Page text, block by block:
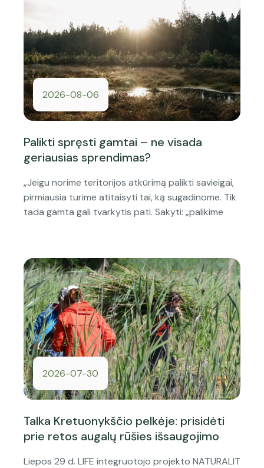
2026-08-06
Palikti spręsti gamtai – ne visada
geriausias sprendimas?
„Jeigu norime teritorijos atkūrimą palikti savieigai,
pirmiausia turime atitaisyti tai, ką sugadinome. Tik
tada gamta gali tvarkytis pati. Sakyti: „palikime
2026-07-30
Talka Kretuonykščio pelkėje: prisidėti
prie retos augalų rūšies išsaugojimo
Liepos 29 d. LIFE integruotojo projekto NATURALIT